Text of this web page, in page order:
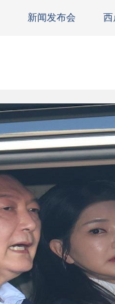
新闻发布会 西